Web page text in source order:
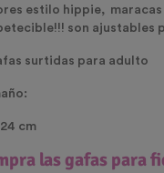
estilo hippie, maracas
son ajustables
surtidas para adulto
24 cm
las gafas para